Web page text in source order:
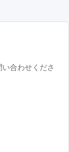
合わせくださ